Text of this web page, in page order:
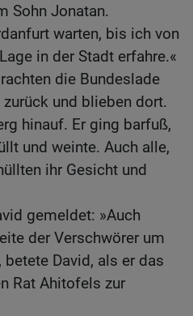
Sohn Jonatan.
warten, bis ich von
in der Stadt erfahre.«
die Bundeslade
und blieben dort.
hinauf. Er ging barfuß,
und weinte. Auch alle,
ihr Gesicht und
gemeldet: »Auch
der Verschwörer um
betete David, als er das
Rat Ahitofels zur